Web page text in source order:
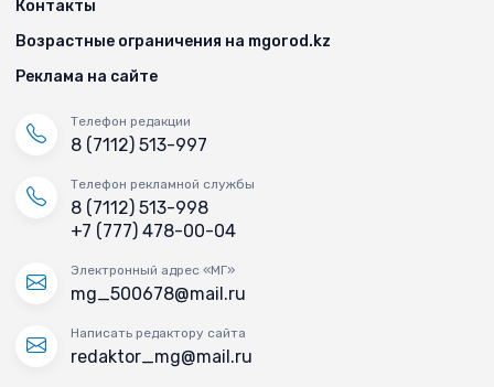
Контакты
Возрастные ограничения на mgorod.kz
Реклама на сайте
Телефон редакции
8 (7112) 513-997
Телефон рекламной службы
8 (7112) 513-998
+7 (777) 478-00-04
Электронный адрес «МГ»
mg_500678@mail.ru
Написать редактору сайта
redaktor_mg@mail.ru